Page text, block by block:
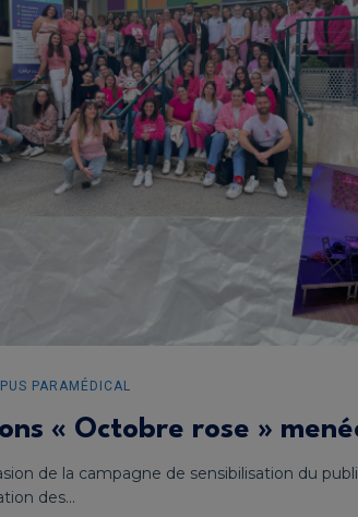
PARAMÉDICAL
« Octobre rose »
de la campagne de sensibilisation du
des...